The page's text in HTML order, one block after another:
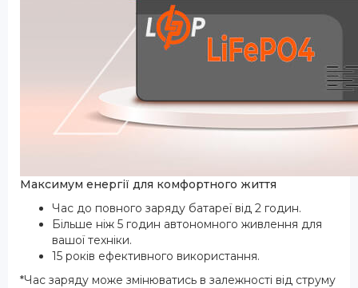
Максимум енергії для комфортного життя
Час до повного заряду батареї від 2 годин.
Більше ніж 5 годин автономного живлення для
вашої техніки.
15 років ефективного використання.
*Час заряду може змінюватись в залежності від струму